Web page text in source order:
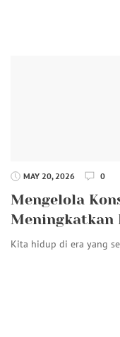
MAY 20, 2026 0
Mengelola
Meningkatkan
Kita hidup di era yang